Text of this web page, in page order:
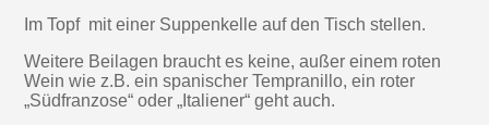
Im Topf mit einer Suppenkelle auf den Tisch stellen.
Weitere Beilagen braucht es keine, außer einem roten
Wein wie z.B. ein spanischer Tempranillo, ein roter
„Südfranzose“ oder „Italiener“ geht auch.